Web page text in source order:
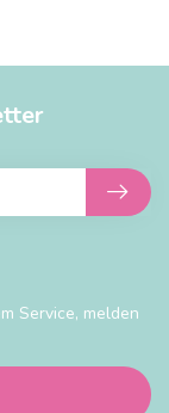
Service, melden